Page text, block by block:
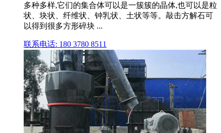
多种多样,它们的集合体可以是一簇簇的晶体,也可以是粒
状、块状、纤维状、钟乳状、土状等等。敲击方解石可
以得到很多方形碎块 ...
联系电话: 180 3780 8511